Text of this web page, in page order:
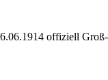
offiziell